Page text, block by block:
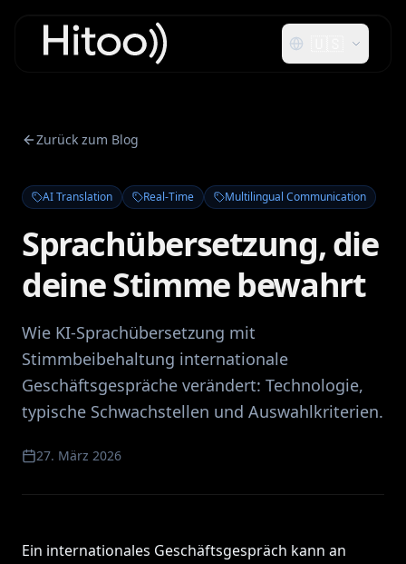
Zurück zum Blog
AI Translation Real-Time Multilingual Communication
Sprachübersetzung, die
deine Stimme bewahrt
Wie KI-Sprachübersetzung mit
Stimmbeibehaltung internationale
Geschäftsgespräche verändert: Technologie,
typische Schwachstellen und Auswahlkriterien.
27. März 2026
Ein internationales Geschäftsgespräch kann an